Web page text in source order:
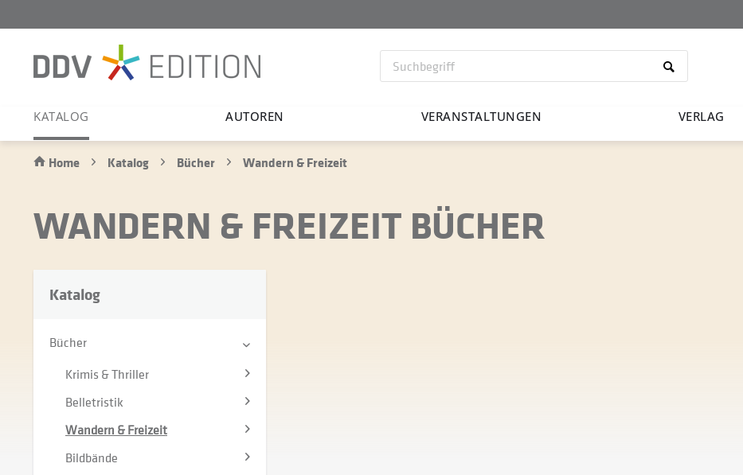
KATALOG AUTOREN VERAN­STAL­TUNGEN VERLAG
Home Katalog Bücher Wandern & Freizeit
WANDERN & FREIZEIT BÜCHER
Katalog
Bücher
Krimis & Thriller
Belletristik
Wandern & Freizeit
Bildbände